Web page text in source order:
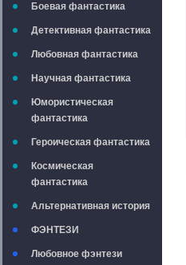
Боевая фантастика
Детективная фантастика
Любовная фантастика
Научная фантастика
Юмористическая
фантастика
Героическая фантастика
Космическая
фантастика
Альтернативная история
ФЭНТЕЗИ
Любовное фэнтези